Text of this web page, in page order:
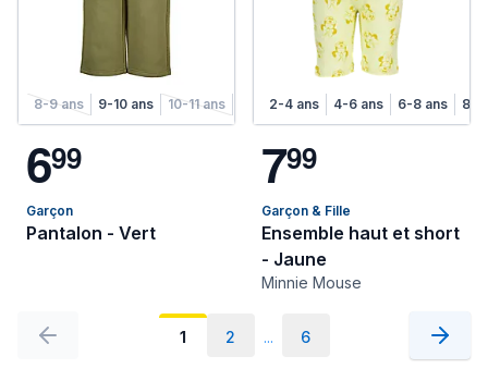
8-9 ans 9-10 ans 10-11 ans 11-12 ans 12-13 ans 13-14 ans
699
Garçon
Pantalon - Vert
2-4 ans 4-6 ans 6-8 ans 8-
799
Garçon & Fille
Ensemble haut et short
- Jaune
Minnie Mouse
1 2 ... 6